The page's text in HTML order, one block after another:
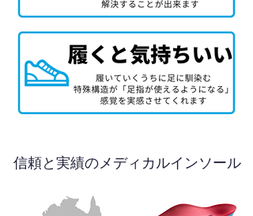
信頼と実績のメディカルインソール